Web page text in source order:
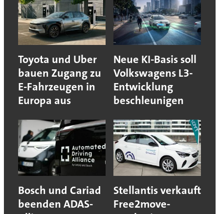
Toyota und Uber
bauen Zugang zu
E-Fahrzeugen in
Europa aus
Neue KI-Basis soll
Volkswagens L3-
Entwicklung
beschleunigen
Bosch und Cariad
beenden ADAS-
Stellantis verkauft
Free2move-